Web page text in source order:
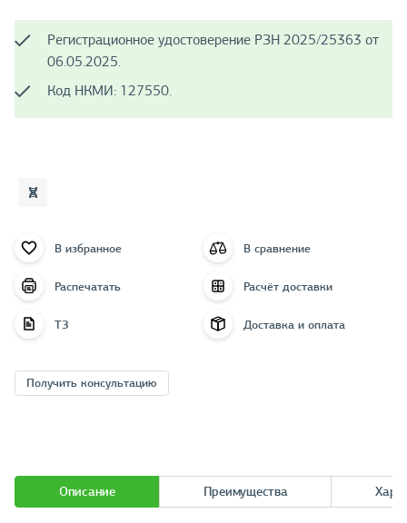
Регистрационное удостоверение РЗН 2025/25363 от
06.05.2025.
Код НКМИ: 127550.
В избранное В сравнение
Распечатать Расчёт доставки
ТЗ Доставка и оплата
Получить консультацию
Описание Преимущества